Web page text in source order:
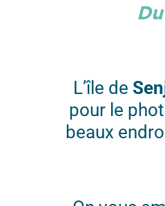
L’île de
pour le
beaux